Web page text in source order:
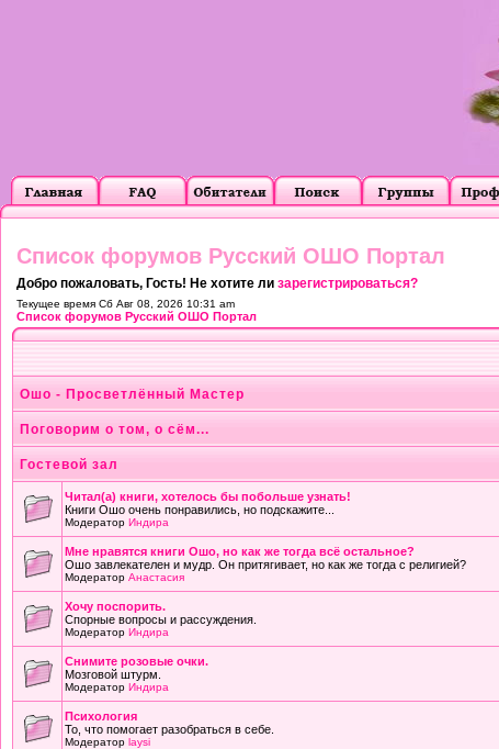
Список форумов Русский ОШО Портал
Добро пожаловать, Гость! Не хотите ли зарегистрироваться?
Текущее время Сб Авг 08, 2026 10:31 am
Список форумов Русский ОШО Портал
Ошо - Просветлённый Мастер
Поговорим о том, о сём...
Гостевой зал
Читал(а) книги, хотелось бы побольше узнать!
Книги Ошо очень понравились, но подскажите...
Модератор Индира
Мне нравятся книги Ошо, но как же тогда всё остальное?
Ошо завлекателен и мудр. Он притягивает, но как же тогда с религией?
Модератор Анастасия
Хочу поспорить.
Спорные вопросы и рассуждения.
Модератор Индира
Снимите розовые очки.
Мозговой штурм.
Модератор Индира
Психология
То, что помогает разобраться в себе.
Модератор laysi